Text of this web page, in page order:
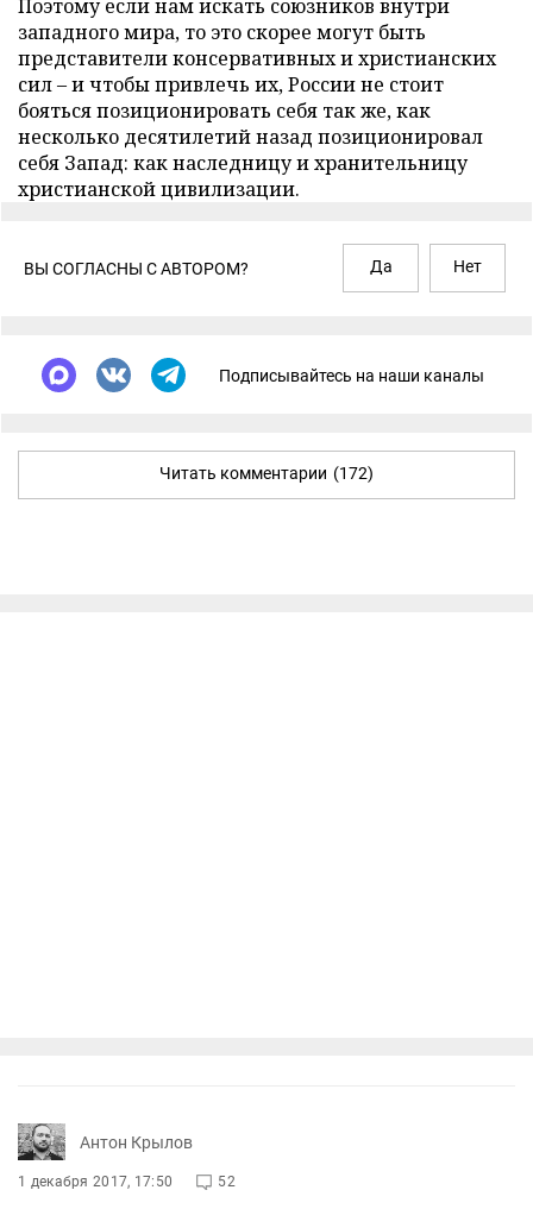
Поэтому если нам искать союзников внутри
западного мира, то это скорее могут быть
представители консервативных и христианских
сил – и чтобы привлечь их, России не стоит
бояться позиционировать себя так же, как
несколько десятилетий назад позиционировал
себя Запад: как наследницу и хранительницу
христианской цивилизации.
ВЫ СОГЛАСНЫ С АВТОРОМ? Да Нет
Подписывайтесь на наши каналы
Читать комментарии (172)
Антон Крылов
1 декабря 2017, 17:50 52